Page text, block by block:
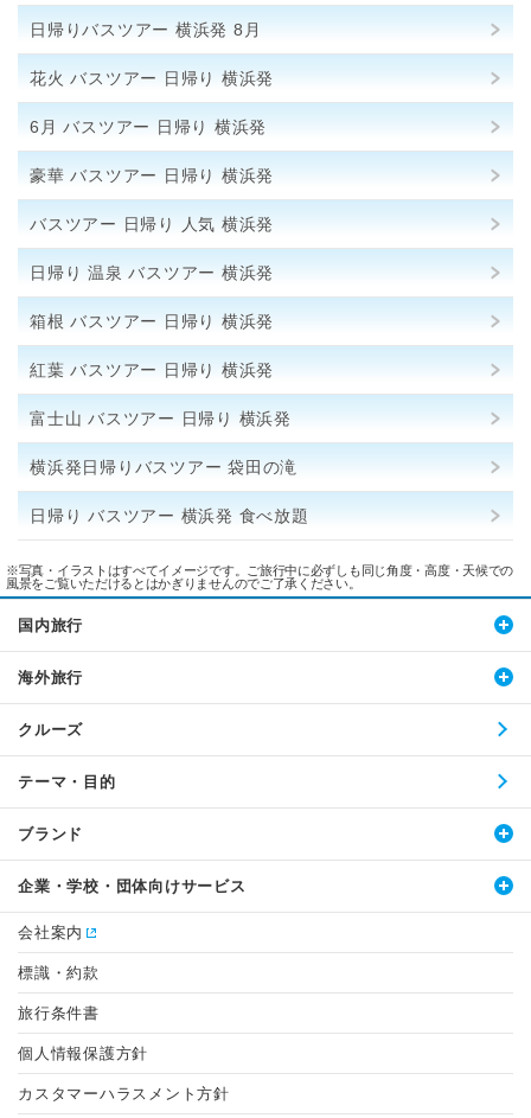
日帰りバスツアー 横浜発 8月
花火 バスツアー 日帰り 横浜発
6月 バスツアー 日帰り 横浜発
豪華 バスツアー 日帰り 横浜発
バスツアー 日帰り 人気 横浜発
日帰り 温泉 バスツアー 横浜発
箱根 バスツアー 日帰り 横浜発
紅葉 バスツアー 日帰り 横浜発
富士山 バスツアー 日帰り 横浜発
横浜発日帰りバスツアー 袋田の滝
日帰り バスツアー 横浜発 食べ放題
※写真・イラストはすべてイメージです。ご旅行中に必ずしも同じ角度・高度・天候での
風景をご覧いただけるとはかぎりませんのでご了承ください。
国内旅行
海外旅行
クルーズ
テーマ・目的
ブランド
企業・学校・団体向けサービス
会社案内
標識・約款
旅行条件書
個人情報保護方針
カスタマーハラスメント方針